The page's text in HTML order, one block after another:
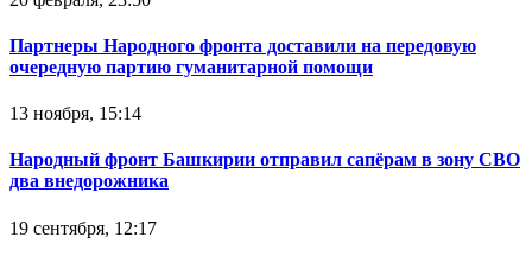
Партнеры Народного фронта доставили на передовую
очередную партию гуманитарной помощи
13 ноября, 15:14
Народный фронт Башкирии отправил сапёрам в зону СВО
два внедорожника
19 сентября, 12:17